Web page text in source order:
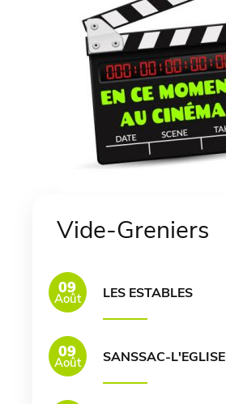
Vide-Greniers
09
Août LES ESTABLES
09
Août SANSSAC-L'EGLISE